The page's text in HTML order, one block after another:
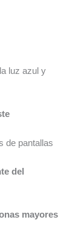
luz azul y
de pantallas
del
mayores